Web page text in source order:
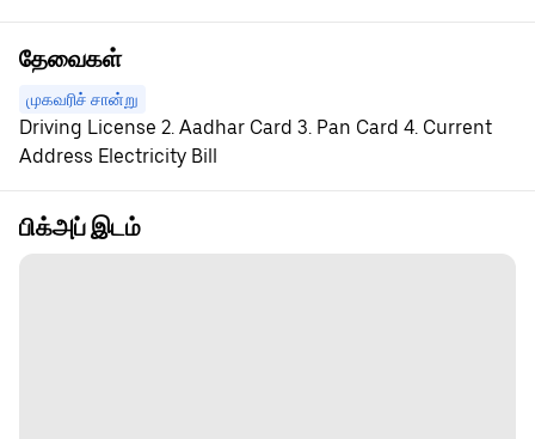
தேவைகள்
முகவரிச் சான்று
Driving License 2. Aadhar Card 3. Pan Card 4. Current
Address Electricity Bill
பிக்அப் இடம்